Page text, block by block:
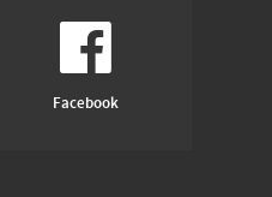
Facebook